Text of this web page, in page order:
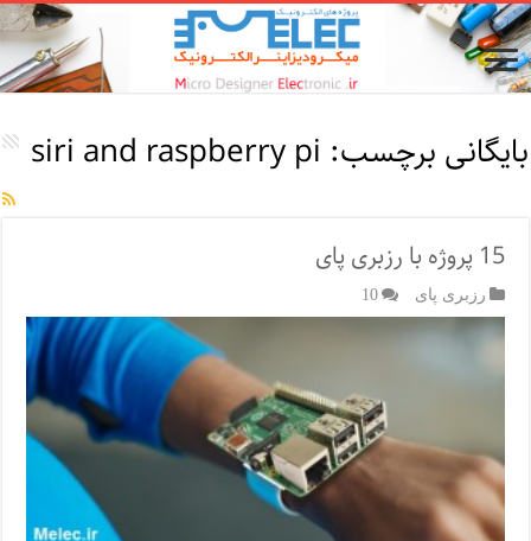
بایگانی برچسب: siri and raspberry pi
15 پروژه با رزبری پای
رزبری پای 10